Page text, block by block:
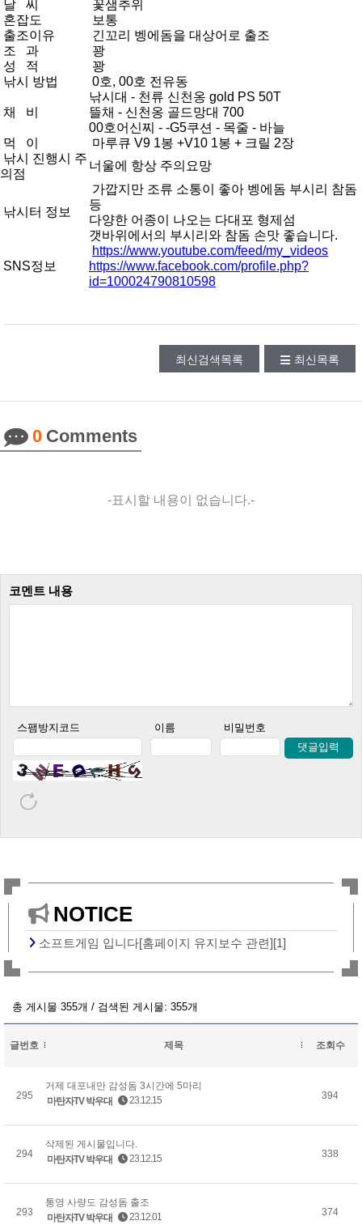
날 씨
꽃샘추위
혼잡도
보통
출조이유
긴꼬리 벵에돔을 대상어로 출조
조 과
꽝
성 적
꽝
낚시 방법
0호, 00호 전유동
채 비
낚시대 - 천류 신천옹 gold PS 50T
뜰채 - 신천옹 골드망대 700
00호어신찌 - -G5쿠션 - 목줄 - 바늘
먹 이
마루큐 V9 1봉 +V10 1봉 + 크릴 2장
낚시 진행시 주
의점
너울에 항상 주의요망
낚시터 정보
가깝지만 조류 소통이 좋아 벵에돔 부시리 참돔
등
다양한 어종이 나오는 다대포 형제섬
갯바위에서의 부시리와 참돔 손맛 좋습니다.
SNS정보
https://www.youtube.com/feed/my_videos
https://www.facebook.com/profile.php?
id=100024790810598
최신검색목록 최신목록
0 Comments
-표시할 내용이 없습니다.-
코멘트 내용
스팸방지코드 이름
비밀번호
댓글입력
NOTICE
소프트게임 입니다[홈페이지 유지보수 관련][1]
총 게시물 355개 / 검색된 게시물: 355개
글번호 제목 조회수
295
거제 대포내만 감성돔 3시간에 5마리
마탄자TV 박우대
23.12.15 394
294
삭제된 게시물입니다.
마탄자TV 박우대
23.12.15 338
293
통영 사량도 감성돔 출조
마탄자TV 박우대
23.12.01 374